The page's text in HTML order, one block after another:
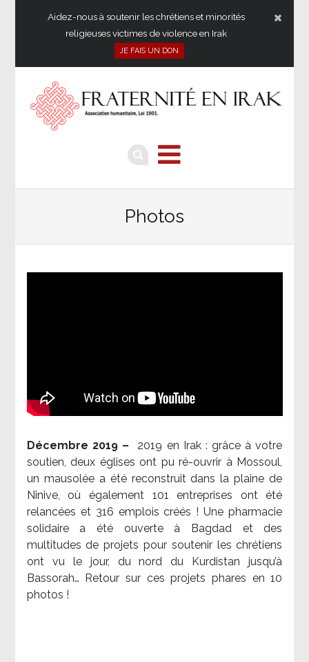
Aidez-nous à soutenir les chrétiens et minorités
religieuses victimes de violence en Irak
JE FAIS UN DON
Photos
Décembre 2019 – 2019 en Irak : grâce à votre
soutien, deux églises ont pu ré-ouvrir à Mossoul,
un mausolée a été reconstruit dans la plaine de
Ninive, où également 101 entreprises ont été
relancées et 316 emplois créés ! Une pharmacie
solidaire a été ouverte à Bagdad et des
multitudes de projets pour soutenir les chrétiens
ont vu le jour, du nord du Kurdistan jusqu’à
Bassorah… Retour sur ces projets phares en 10
photos !